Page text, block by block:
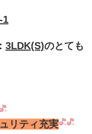
1
3LDK(S)のとても
リティ充実